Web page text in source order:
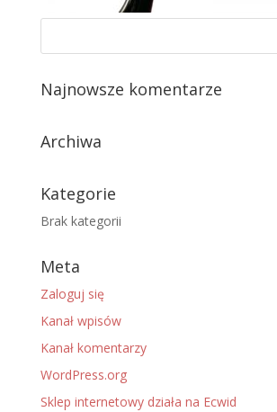
Najnowsze komentarze
Archiwa
Kategorie
Brak kategorii
Meta
Zaloguj się
Kanał wpisów
Kanał komentarzy
WordPress.org
Sklep internetowy działa na Ecwid